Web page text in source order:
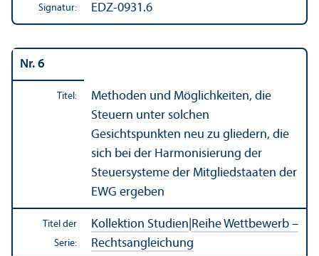
Signatur: EDZ-0931.6
Nr. 6
Titel:
Methoden und Möglichkeiten, die
Steuern unter solchen
Gesichtspunkten neu zu gliedern, die
sich bei der Harmonisierung der
Steuer­systeme der Mitgliedstaaten der
EWG ergeben
Titel der
Serie:
Kollektion Studien Reihe Wettbewerb –
Rechts­angleich­ung